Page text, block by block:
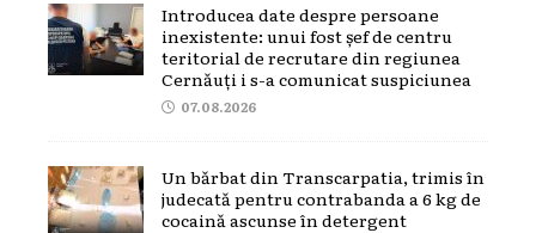
Introducea date despre persoane
inexistente: unui fost șef de centru
teritorial de recrutare din regiunea
Cernăuți i s-a comunicat suspiciunea
07.08.2026
Un bărbat din Transcarpatia, trimis în
judecată pentru contrabanda a 6 kg de
cocaină ascunse în detergent